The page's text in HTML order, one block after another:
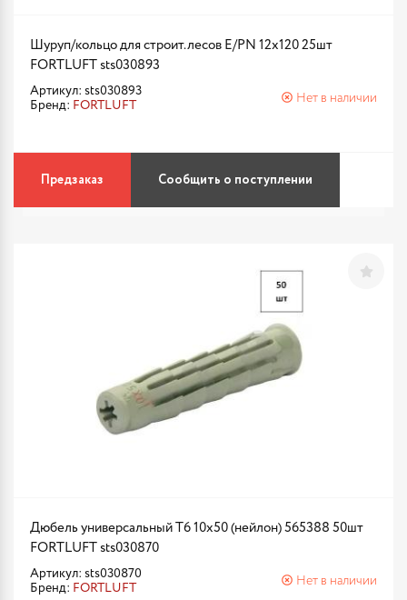
Шуруп/кольцо для строит.лесов E/PN 12х120 25шт
FORTLUFT sts030893
Артикул: sts030893
Бренд: FORTLUFT
Нет в наличии
Предзаказ Сообщить о поступлении
Дюбель универсальный Т6 10х50 (нейлон) 565388 50шт
FORTLUFT sts030870
Артикул: sts030870
Бренд: FORTLUFT
Нет в наличии